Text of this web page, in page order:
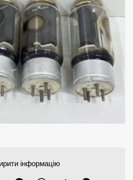
інформацію